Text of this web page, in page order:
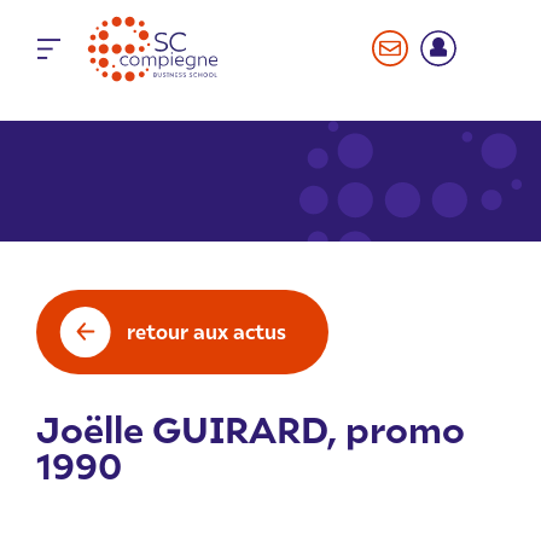
retour aux actus
Joëlle GUIRARD, promo
1990